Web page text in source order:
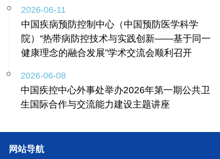
2026-06-11
中国疾病预防控制中心（中国预防医学科学
院）“热带病防控技术与实践创新——基于同一
健康理念的融合发展”学术交流会顺利召开
2026-06-08
中国疾控中心外事处举办2026年第一期公共卫
生国际合作与交流能力建设主题讲座
网站导航